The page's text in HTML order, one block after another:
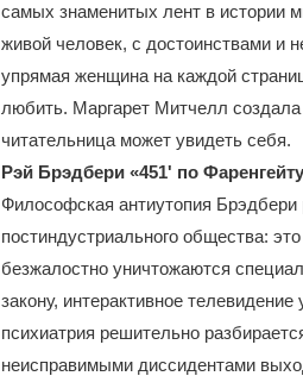
самых знаменитых лент в истории
живой человек, с достоинствами и
упрямая женщина на каждой
любить. Маргарет Митчелл создала
читательница может увидеть себя.
Рэй Брэдбери «451' по
Философская антиутопия Брэдбери
постиндустриального общества:
безжалостно уничтожаются
закону, интерактивное
психиатрия решительно
неисправимыми диссидентами